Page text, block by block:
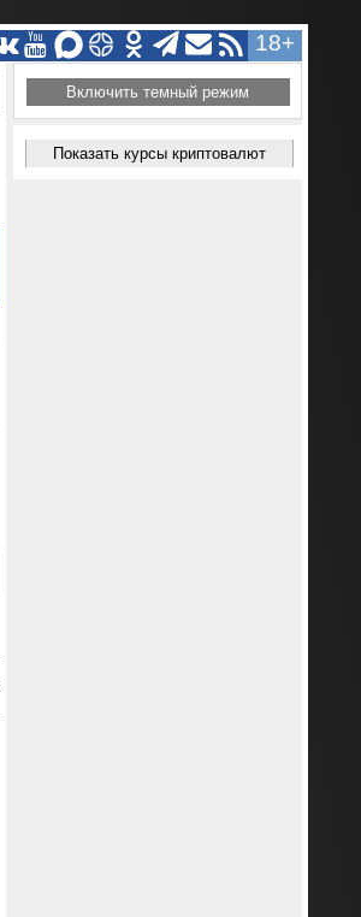
18+
Включить темный режим
Показать курсы криптовалют